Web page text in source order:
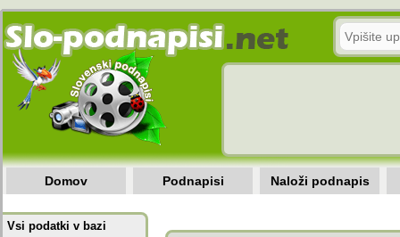
Domov Podnapisi Naloži podnapis
Vsi podatki v bazi